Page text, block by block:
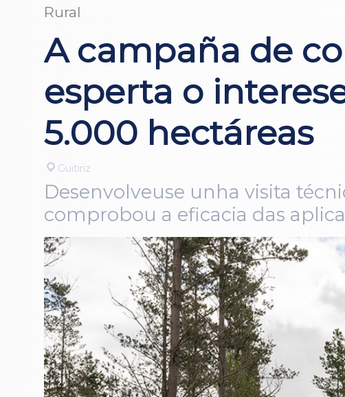
Rural
A campaña de
esperta o
5.000 hectáreas
Guitiriz
Desenvolveuse unha visita
comprobou a eficacia das